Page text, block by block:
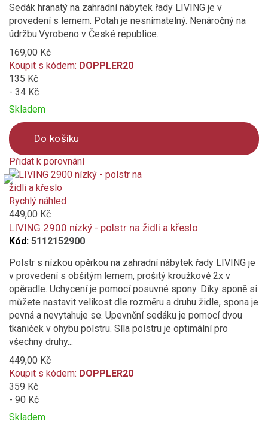
Sedák hranatý na zahradní nábytek řady LIVING je v
provedení s lemem. Potah je nesnímatelný. Nenáročný na
údržbu.Vyrobeno v České republice.
169,00 Kč
Koupit s kódem: DOPPLER20
135 Kč
- 34 Kč
Skladem
Do košíku
Přidat k porovnání
Product
is
added
to
compare
Rychlý náhled
449,00 Kč
LIVING 2900 nízký - polstr na židli a křeslo
Kód: 5112152900
Polstr s nízkou opěrkou na zahradní nábytek řady LIVING je
v provedení s obšitým lemem, prošitý kroužkově 2x v
opěradle. Uchycení je pomocí posuvné spony. Díky sponě si
můžete nastavit velikost dle rozměru a druhu židle, spona je
pevná a nevytahuje se. Upevnění sedáku je pomocí dvou
tkaniček v ohybu polstru. Síla polstru je optimální pro
všechny druhy...
449,00 Kč
Koupit s kódem: DOPPLER20
359 Kč
- 90 Kč
Skladem